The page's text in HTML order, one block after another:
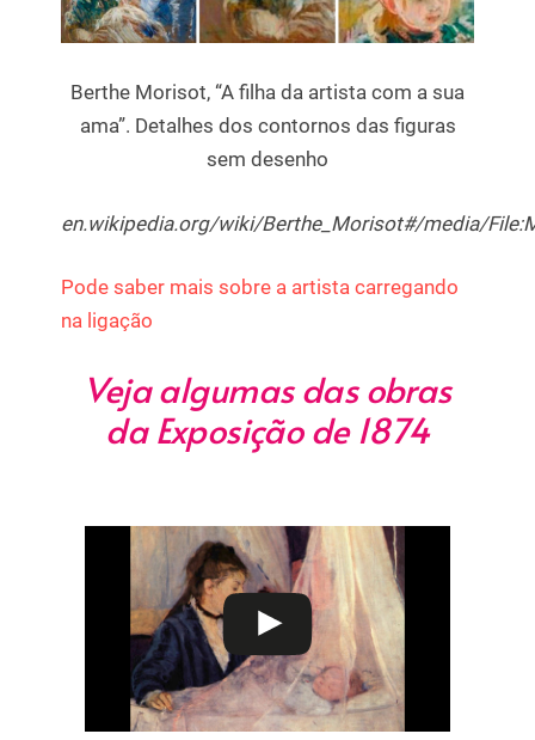
Berthe Morisot, “A filha da artista com a sua
ama”. Detalhes dos contornos das figuras
sem desenho
en.wikipedia.org/wiki/Berthe_Morisot#/media/
Pode saber mais sobre a artista carregando
na ligação
Veja algumas das obras
da Exposição de 1874